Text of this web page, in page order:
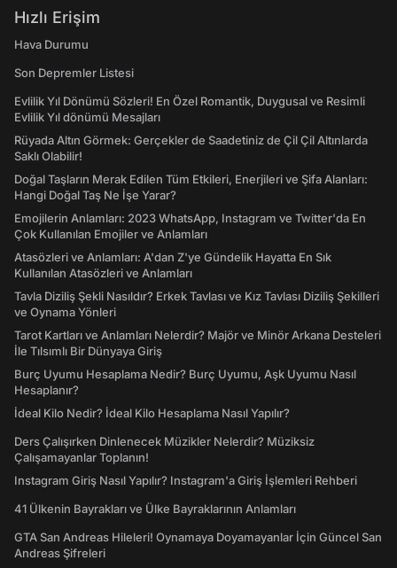
Hızlı Erişim
Hava Durumu
Son Depremler Listesi
Evlilik Yıl Dönümü Sözleri! En Özel Romantik, Duygusal ve Resimli
Evlilik Yıl dönümü Mesajları
Rüyada Altın Görmek: Gerçekler de Saadetiniz de Çil Çil Altınlarda
Saklı Olabilir!
Doğal Taşların Merak Edilen Tüm Etkileri, Enerjileri ve Şifa Alanları:
Hangi Doğal Taş Ne İşe Yarar?
Emojilerin Anlamları: 2023 WhatsApp, Instagram ve Twitter'da En
Çok Kullanılan Emojiler ve Anlamları
Atasözleri ve Anlamları: A'dan Z'ye Gündelik Hayatta En Sık
Kullanılan Atasözleri ve Anlamları
Tavla Diziliş Şekli Nasıldır? Erkek Tavlası ve Kız Tavlası Diziliş Şekilleri
ve Oynama Yönleri
Tarot Kartları ve Anlamları Nelerdir? Majör ve Minör Arkana Desteleri
İle Tılsımlı Bir Dünyaya Giriş
Burç Uyumu Hesaplama Nedir? Burç Uyumu, Aşk Uyumu Nasıl
Hesaplanır?
İdeal Kilo Nedir? İdeal Kilo Hesaplama Nasıl Yapılır?
Ders Çalışırken Dinlenecek Müzikler Nelerdir? Müziksiz
Çalışamayanlar Toplanın!
Instagram Giriş Nasıl Yapılır? Instagram'a Giriş İşlemleri Rehberi
41 Ülkenin Bayrakları ve Ülke Bayraklarının Anlamları
GTA San Andreas Hileleri! Oynamaya Doyamayanlar İçin Güncel San
Andreas Şifreleri